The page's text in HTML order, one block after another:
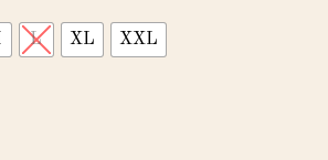
L XL XXL